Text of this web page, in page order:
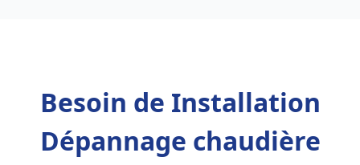
Besoin de Installation
Dépannage chaudière